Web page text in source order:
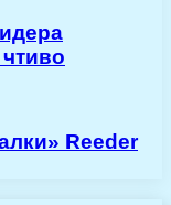
Reeder